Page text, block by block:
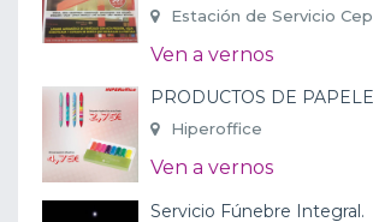
Estación de Servicio
Ven a vernos
PRODUCTOS DE
Hiperoffice
Ven a vernos
Servicio Fúnebre Integral.